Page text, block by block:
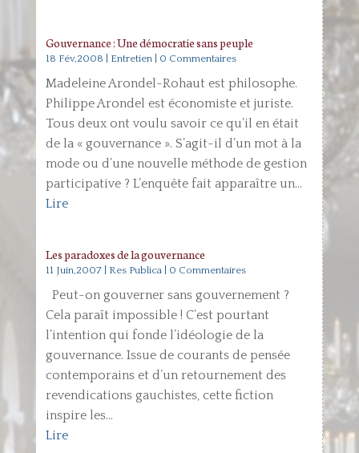
Gouvernance : Une démocratie sans peuple
18 Fév,2008 Entretien| 0 Commentaires
Madeleine Arondel-Rohaut est philosophe.
Philippe Arondel est économiste et juriste.
Tous deux ont voulu savoir ce qu’il en était
de la « gouvernance ». S’agit-il d’un mot à la
mode ou d’une nouvelle méthode de gestion
participative ? L’enquête fait apparaître un...
Lire
Les paradoxes de la gouvernance
11 Juin,2007| Res Publica| 0 Commentaires
Peut-on gouverner sans gouvernement ?
Cela paraît impossible ! C’est pourtant
l’intention qui fonde l’idéologie de la
gouvernance. Issue de courants de pensée
contemporains et d’un retournement des
revendications gauchistes, cette fiction
inspire les...
Lire